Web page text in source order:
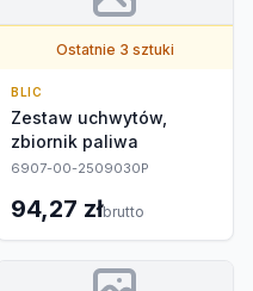
Ostatnie 3 sztuki
BLIC
Zestaw uchwytów,
zbiornik paliwa
6907-00-2509030P
94,27 złbrutto